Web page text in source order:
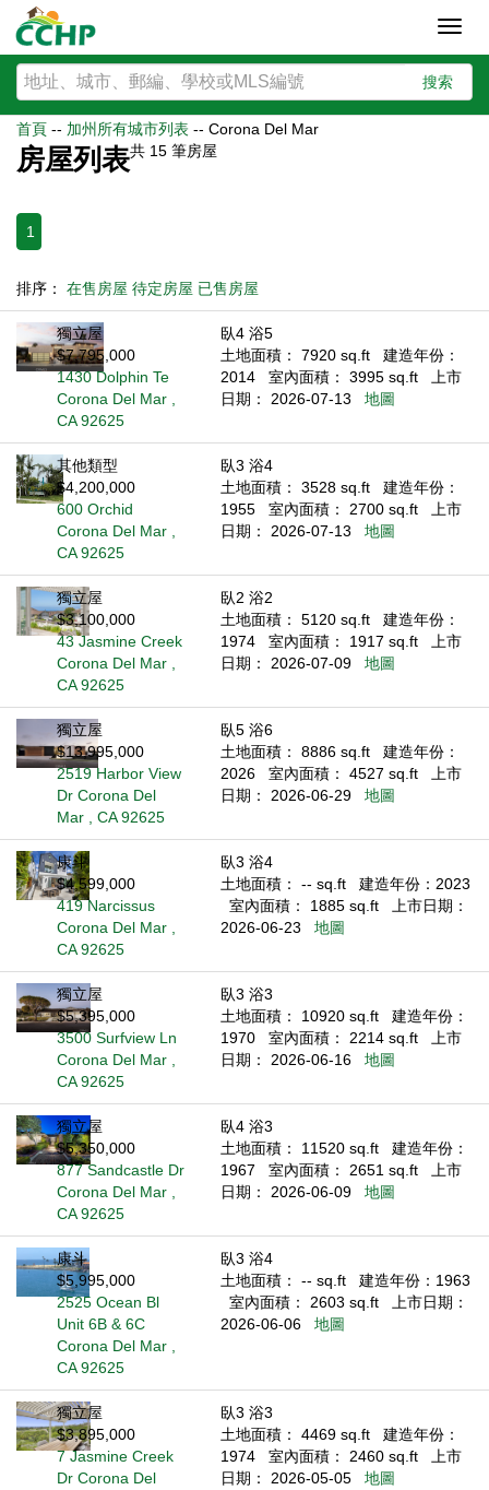
搜索
首頁 -- 加州所有城市列表 -- Corona Del Mar
房屋列表共 15 筆房屋
1
排序： 在售房屋 待定房屋 已售房屋
獨立屋
$7,795,000
1430 Dolphin Te
Corona Del Mar ,
CA 92625
臥4 浴5
土地面積： 7920 sq.ft
建造年份：
2014
室內面積： 3995 sq.ft
上市
日期： 2026-07-13
地圖
其他類型
$4,200,000
600 Orchid
Corona Del Mar ,
CA 92625
臥3 浴4
土地面積： 3528 sq.ft
建造年份：
1955
室內面積： 2700 sq.ft
上市
日期： 2026-07-13
地圖
獨立屋
$3,100,000
43 Jasmine Creek
Corona Del Mar ,
CA 92625
臥2 浴2
土地面積： 5120 sq.ft
建造年份：
1974
室內面積： 1917 sq.ft
上市
日期： 2026-07-09
地圖
獨立屋
$13,995,000
2519 Harbor View
Dr Corona Del
Mar , CA 92625
臥5 浴6
土地面積： 8886 sq.ft
建造年份：
2026
室內面積： 4527 sq.ft
上市
日期： 2026-06-29
地圖
康斗
$4,599,000
419 Narcissus
Corona Del Mar ,
CA 92625
臥3 浴4
土地面積： -- sq.ft
建造年份：2023
室內面積： 1885 sq.ft
上市日期：
2026-06-23
地圖
獨立屋
$5,395,000
3500 Surfview Ln
Corona Del Mar ,
CA 92625
臥3 浴3
土地面積： 10920 sq.ft
建造年份：
1970
室內面積： 2214 sq.ft
上市
日期： 2026-06-16
地圖
獨立屋
$5,350,000
877 Sandcastle Dr
Corona Del Mar ,
CA 92625
臥4 浴3
土地面積： 11520 sq.ft
建造年份：
1967
室內面積： 2651 sq.ft
上市
日期： 2026-06-09
地圖
康斗
$5,995,000
2525 Ocean Bl
Unit 6B & 6C
Corona Del Mar ,
CA 92625
臥3 浴4
土地面積： -- sq.ft
建造年份：1963
室內面積： 2603 sq.ft
上市日期：
2026-06-06
地圖
獨立屋
$3,895,000
7 Jasmine Creek
Dr Corona Del
臥3 浴3
土地面積： 4469 sq.ft
建造年份：
1974
室內面積： 2460 sq.ft
上市
日期： 2026-05-05
地圖